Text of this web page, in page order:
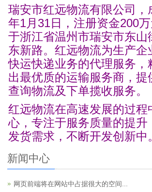
瑞安市红远物流有限公司，
年1月31日，注册资金200
于浙江省温州市瑞安市东山
东新路。 红远物流为生产企
快运快递业务的代理服务，
出最优质的运输服务商，提
查询物流及下单揽收服务。
红远物流在高速发展的过程
心，专注于服务质量的提升
发货需求，不断开发创新中
新闻中心
网页前端将在网站中占据很大的空间...